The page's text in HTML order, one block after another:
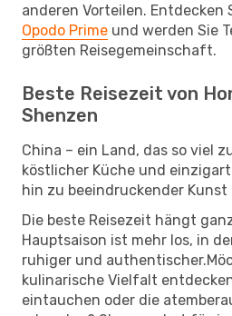
anderen Vorteilen. Entdecken
Opodo Prime und werden Sie
größten Reisegemeinschaft.
Beste Reisezeit von
Shenzen
China – ein Land, das so viel
köstlicher Küche und
hin zu beeindruckender Kunst
Die beste Reisezeit hängt
Hauptsaison ist mehr los, in
ruhiger und
kulinarische Vielfalt
eintauchen oder die